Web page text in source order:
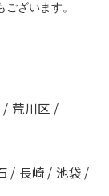
ざいます。
/ 荒川区 /
/ 長崎 / 池袋 /